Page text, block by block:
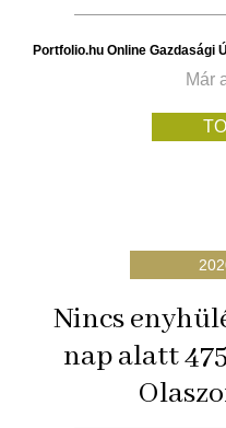
Portfolio.hu Online Gazdasági
Már
Nincs
nap alatt